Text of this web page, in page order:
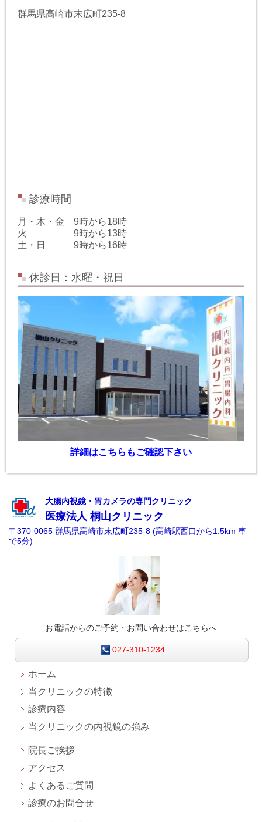
群馬県高崎市末広町235-8
診療時間
月・木・金 9時から18時
火 9時から13時
土・日 9時から16時
休診日：水曜・祝日
詳細はこちらもご確認下さい
大腸内視鏡・胃カメラの専門クリニック
医療法人 桐山クリニック
〒370-0065 群馬県高崎市末広町235-8 (高崎駅西口から1.5km 車
で5分)
お電話からのご予約・お問い合わせはこちらへ
027-310-1234
ホーム
当クリニックの特徴
診療内容
当クリニックの内視鏡の強み
院長ご挨拶
アクセス
よくあるご質問
診療のお問合せ